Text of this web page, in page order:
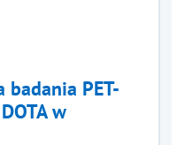
PET-
w